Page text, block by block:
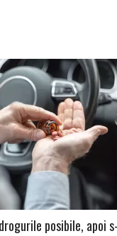
posibile, apoi